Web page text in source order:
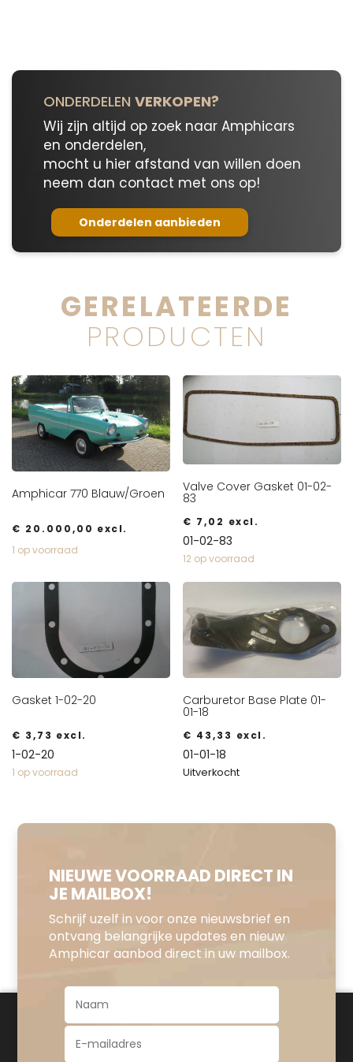
ONDERDELEN VERKOPEN?
Wij zijn altijd op zoek naar Amphicars
en onderdelen,
mocht u hier afstand van willen doen
neem dan contact met ons op!
Onderdelen aanbieden
GERELATEERDE
PRODUCTEN
Amphicar 770 Blauw/Groen
€ 20.000,00 excl.
1 op voorraad
Valve Cover Gasket 01-02-
83
€ 7,02 excl.
01-02-83
12 op voorraad
Gasket 1-02-20
€ 3,73 excl.
1-02-20
1 op voorraad
Carburetor Base Plate 01-
01-18
€ 43,33 excl.
01-01-18
Uitverkocht
NIEUWE VOORRAAD DIRECT IN
JE MAILBOX!
Schrijf uzelf in voor onze nieuwsbrief en
ontvang belangrijke updates en nieuw
Amphicar aanbod direct in uw mailbox.